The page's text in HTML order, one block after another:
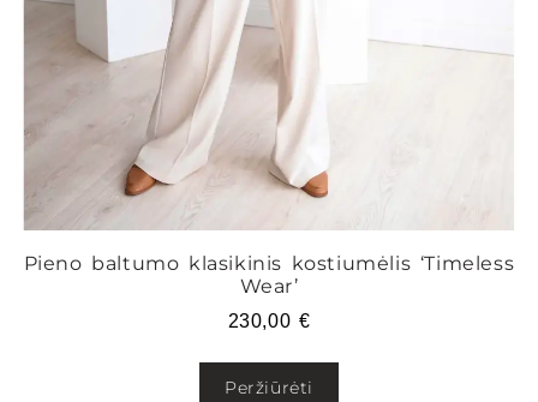
Pieno baltumo klasikinis kostiumėlis ‘Timeless
Wear’
230,00 €
Peržiūrėti